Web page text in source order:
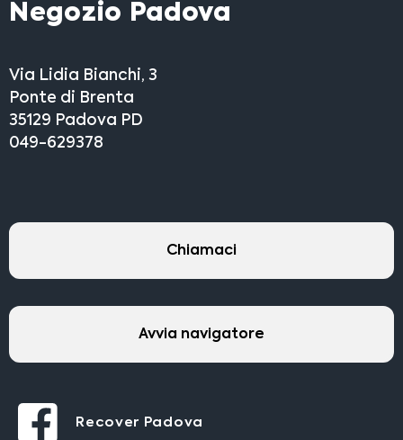
Negozio Padova
Via Lidia Bianchi, 3
Ponte di Brenta
35129 Padova PD
049-629378
Chiamaci
Avvia navigatore
Recover Padova